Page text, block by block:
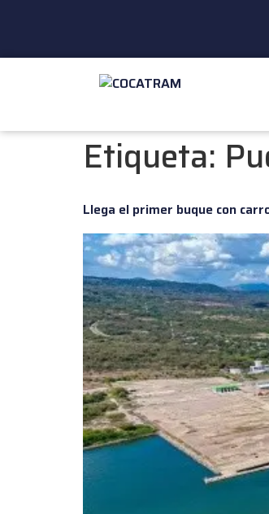
Etiqueta:
Llega el primer buque con